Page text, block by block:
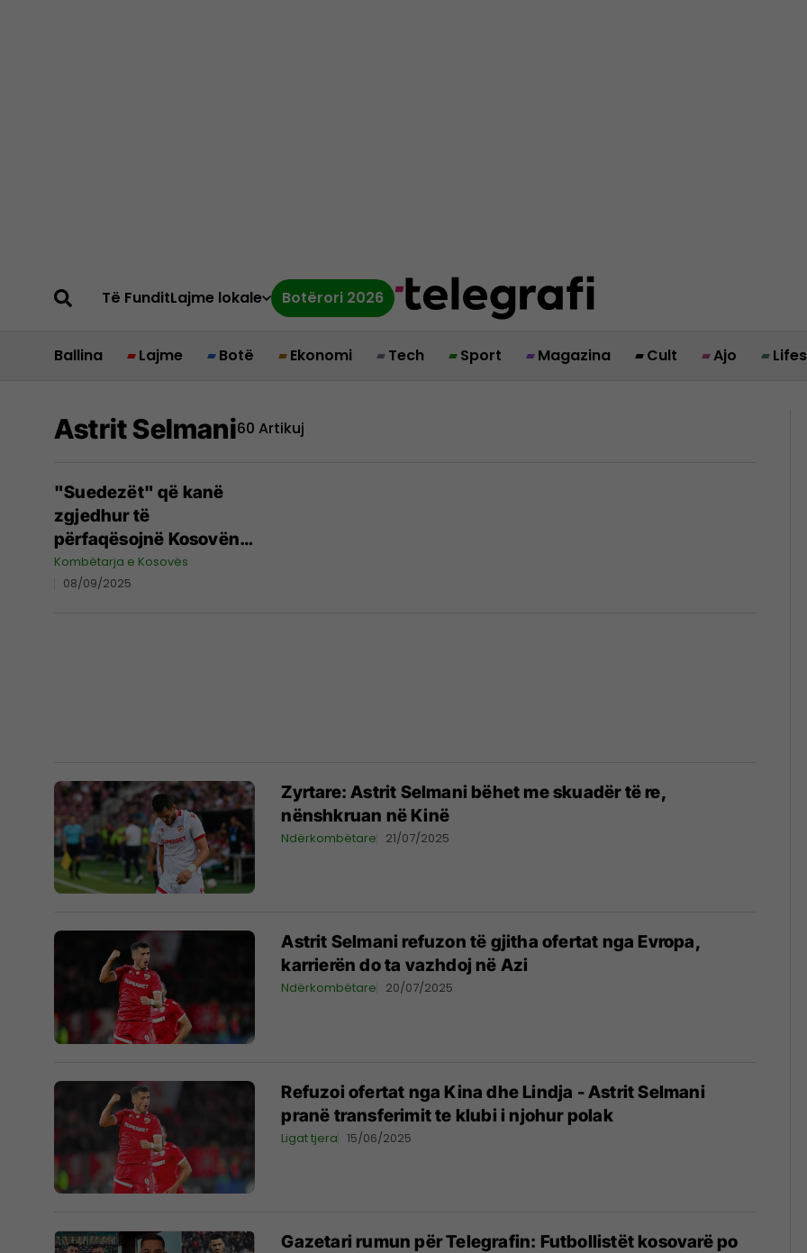
Të FunditLajme lokale Botërori 2026
Ballina Lajme Botë Ekonomi Tech Sport Magazina Cult Ajo
Astrit Selmani60 Artikuj
"Suedezët" që kanë
zgjedhur të
përfaqësojnë Kosovën -
lista është e gjatë, mes
tyre të kthyer në
Kombëtarja e Kosovës
08/09/2025
Zyrtare: Astrit Selmani bëhet me skuadër të re,
nënshkruan në Kinë
Ndërkombëtare 21/07/2025
Astrit Selmani refuzon të gjitha ofertat nga Evropa,
karrierën do ta vazhdoj në Azi
Ndërkombëtare 20/07/2025
Refuzoi ofertat nga Kina dhe Lindja - Astrit Selmani
pranë transferimit te klubi i njohur polak
Ligat tjera 15/06/2025
Gazetari rumun për Telegrafin: Futbollistët kosovarë po